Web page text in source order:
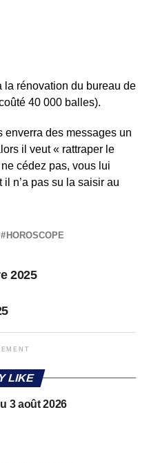
la rénovation du bureau de
40 000 balles).
enverra des messages un
il veut « rattraper le
cédez pas, vous lui
n’a pas su la saisir au
HOROSCOPE
2025
LIKE
3 août 2026